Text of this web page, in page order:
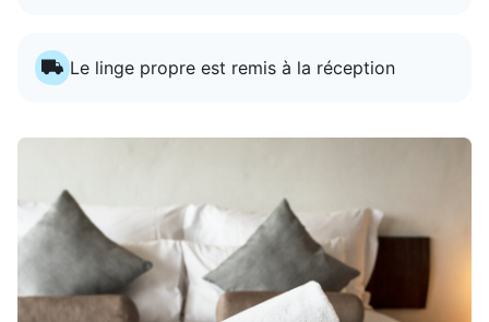
Le linge propre est remis à la réception